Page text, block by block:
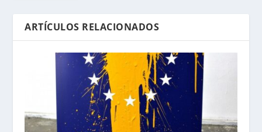
ARTÍCULOS RELACIONADOS